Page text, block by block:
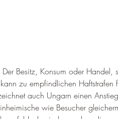
Besitz, Konsum oder Handel,
zu empfindlichen Haftstrafen
auch Ungarn einen
wie Besucher